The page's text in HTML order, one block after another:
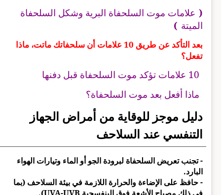
علامات موت السلحفاة البرية وشكل السلحفاة
الميتة )
بعد التأكد عن طريق 10 علامات أن سلحفاتك ماتت، ماذا
تفعل؟
10 علامات تؤكد موت السلحفاة قبل دفنها
ماذا أفعل بعد موت السلحفاة؟
دليل موجز للوقاية من أمراض الجهاز
التنفسي عند السلاحف
- تجنب تعريض السلحفاة لبرودة الجو أو الماء وتيارات الهواء
البارد.
- حافظ على الإضاءة والحرارة اللازمة في بيئة السلاحف (بما